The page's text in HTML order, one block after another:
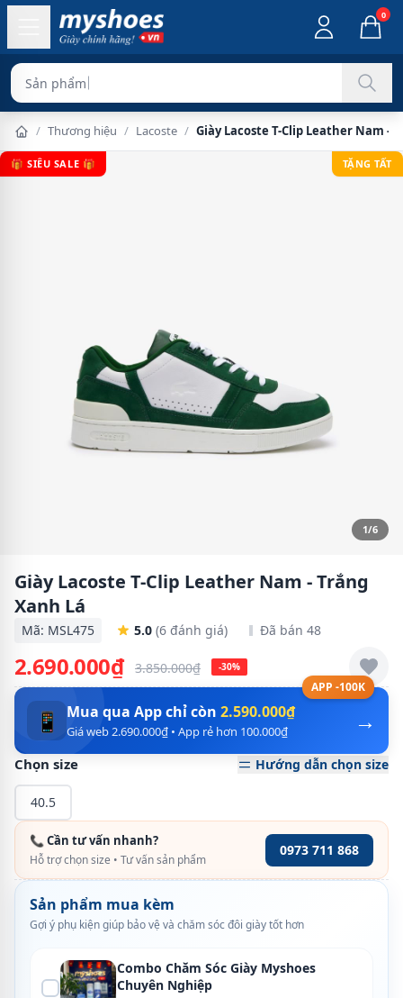
0
Sản phẩm chính hãng
/ Thương hiệu / Lacoste / Giày Lacoste T-Clip Leather Nam -
🎁 SIÊU SALE 🎁 TẶNG TẤT
1/6
Giày Lacoste T-Clip Leather Nam - Trắng
Xanh Lá
Mã: MSL475 5.0 (6 đánh giá) Đã bán 48
2.690.000₫ 3.850.000₫ -30%
APP -100K
→
📱 Mua qua App chỉ còn 2.590.000₫
Giá web 2.690.000₫ • App rẻ hơn 100.000₫
Chọn size Hướng dẫn chọn size
40.5
📞 Cần tư vấn nhanh?
Hỗ trợ chọn size • Tư vấn sản phẩm
0973 711 868
Sản phẩm mua kèm
Gợi ý phụ kiện giúp bảo vệ và chăm sóc đôi giày tốt hơn
Combo Chăm Sóc Giày Myshoes
Chuyên Nghiệp